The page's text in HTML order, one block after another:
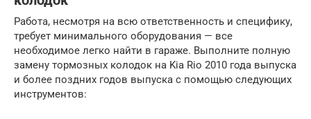
Работа, несмотря на всю ответственность и специфику,
требует минимального оборудования — все
необходимое легко найти в гараже. Выполните полную
замену тормозных колодок на Kia Rio 2010 года выпуска
и более поздних годов выпуска с помощью следующих
инструментов: